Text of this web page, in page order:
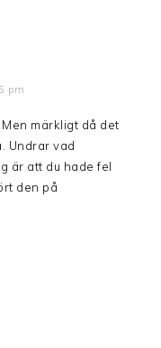
pm
märkligt då det
Undrar vad
är att du hade fel
den på